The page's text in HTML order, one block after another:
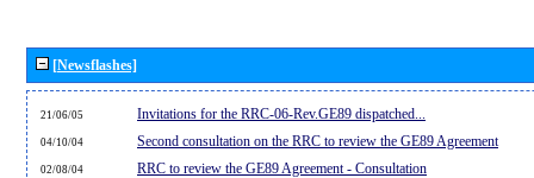
[Newsflashes]
21/06/05 Invitations for the RRC-06-Rev.GE89 dispatched...
04/10/04 Second consultation on the RRC to review the GE89 Agreement
02/08/04 RRC to review the GE89 Agreement - Consultation